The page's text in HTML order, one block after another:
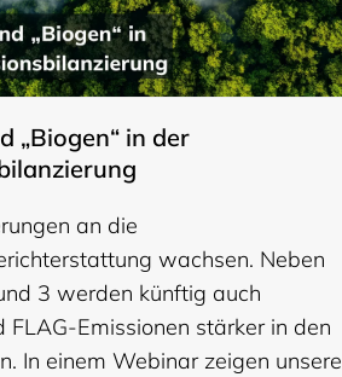
„Biogen“ in der
an die
wachsen. Neben
3 werden künftig auch
FLAG-Emissionen stärker in den
In einem Webinar zeigen unsere